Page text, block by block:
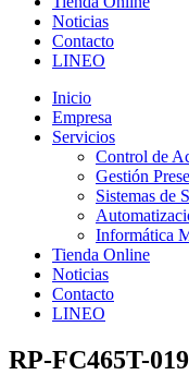
Noticias
Contacto
LINEO
Inicio
Empresa
Servicios
Control de
Gestión
Sistemas de
Informática
Tienda Online
Noticias
Contacto
LINEO
RP-FC465T-019